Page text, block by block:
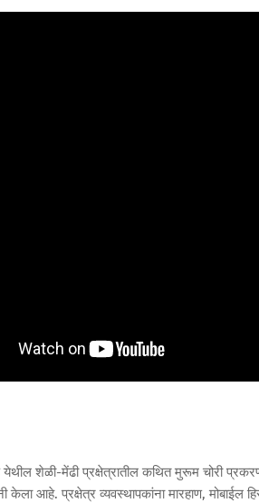
शेळी-मेंढी प्रक्षेत्रातील कथित मुरूम चोरी
केला आहे. प्रक्षेत्र व्यवस्थापकांना मारहाण,